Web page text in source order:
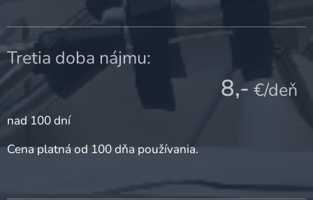
Tretia doba nájmu:
8,-€/deň
nad 100 dní
Cena platná od 100 dňa používania.